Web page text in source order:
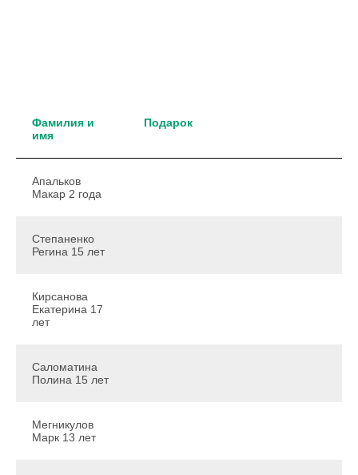
Фамилия и
имя
Подарок
Апальков
Макар 2 года
Степаненко
Регина 15 лет
Кирсанова
Екатерина 17
лет
Саломатина
Полина 15 лет
Мегникулов
Марк 13 лет